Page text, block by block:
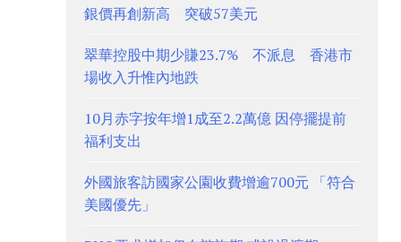
銀價再創新高 突破57美元
翠華控股中期少賺23.7% 不派息 香港市
場收入升惟內地跌
10月赤字按年增1成至2.2萬億 因停擺提前
福利支出
外國旅客訪國家公園收費增逾700元 「符合
美國優先」